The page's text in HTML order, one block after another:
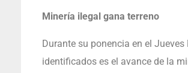
Minería ilegal gana terreno
Durante su ponencia en el
identificados es el avance de la